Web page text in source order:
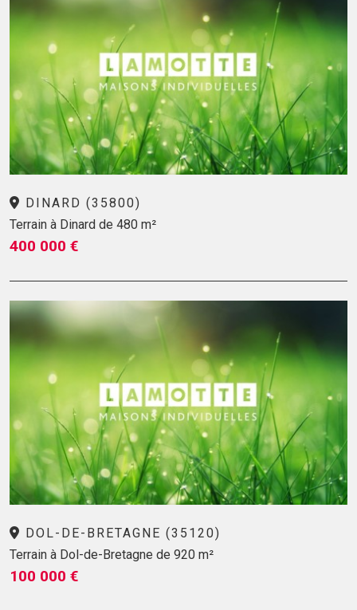
DINARD (35800)
Terrain à Dinard de 480 m²
400 000 €
DOL-DE-BRETAGNE (35120)
Terrain à Dol-de-Bretagne de 920 m²
100 000 €